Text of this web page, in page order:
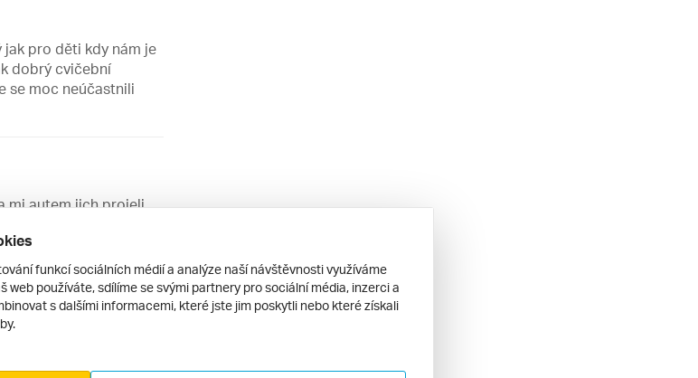
pro děti kdy nám je
dobrý cvičební
se moc neúčastnili
mi autem jich projeli
a Ulcinjská pláž.
asi 1,5 km
funkcí sociálních médií a analýze naší návštěvnosti využíváme
web používáte, sdílíme se svými partnery pro sociální média, inzerci a
s dalšími informacemi, které jste jim poskytli nebo které získali